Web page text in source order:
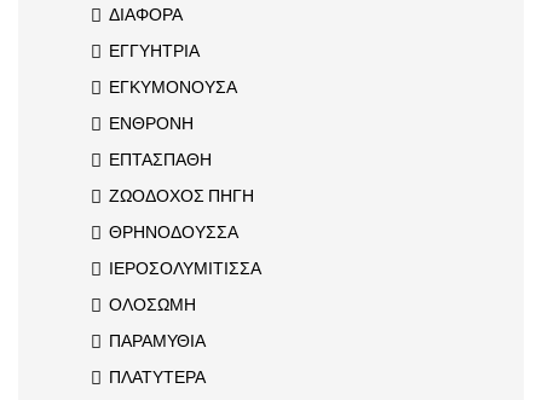
ΔΙΑΦΟΡΑ
ΕΓΓΥΗΤΡΙΑ
ΕΓΚΥΜΟΝΟΥΣΑ
ΕΝΘΡΟΝΗ
ΕΠΤΑΣΠΑΘΗ
ΖΩΟΔΟΧΟΣ ΠΗΓΗ
ΘΡΗΝΟΔΟΥΣΣΑ
ΙΕΡΟΣΟΛΥΜΙΤΙΣΣΑ
ΟΛΟΣΩΜΗ
ΠΑΡΑΜΥΘΙΑ
ΠΛΑΤΥΤΕΡΑ